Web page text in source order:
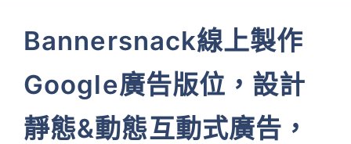
Bannersnack線上製作
Google廣告版位，設計
靜態&動態互動式廣告，